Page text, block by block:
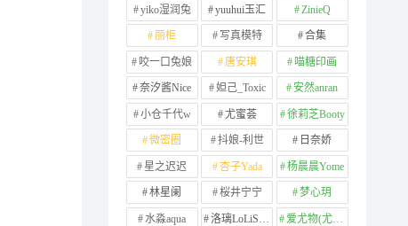
yiko湿润兔 yuuhui玉汇 ZinieQ
丽柜 写真模特 合集
咬一口兔娘 唐安琪 喵糖印画
奈汐酱Nice 妲己_Toxic 安然anran
小仓千代w 尤蜜荟 徐莉芝Booty
微密圈 抖娘-利世 日奈娇
星之迟迟 杏子Yada 杨晨晨Yome
林星阑 桜井宁宁 梦心玥
水淼aqua 洛璃LoLiSAMA 爱尤物(尤果网)